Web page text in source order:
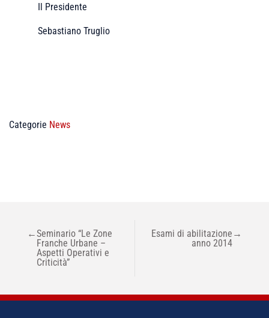
Il Presidente
Sebastiano Truglio
Categorie News
NAVIGAZIONE
ARTICOLI
←Seminario “Le Zone
Franche Urbane –
Aspetti Operativi e
Criticità”
Esami di abilitazione
anno 2014
→